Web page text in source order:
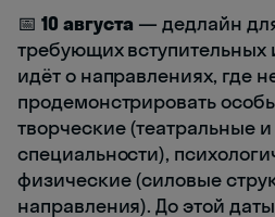
📅 10 августа — дедлайн
требующих вступительных
идёт о направлениях, где
продемонстрировать
творческие (театральные
специальности),
физические (силовые
направления). До этой